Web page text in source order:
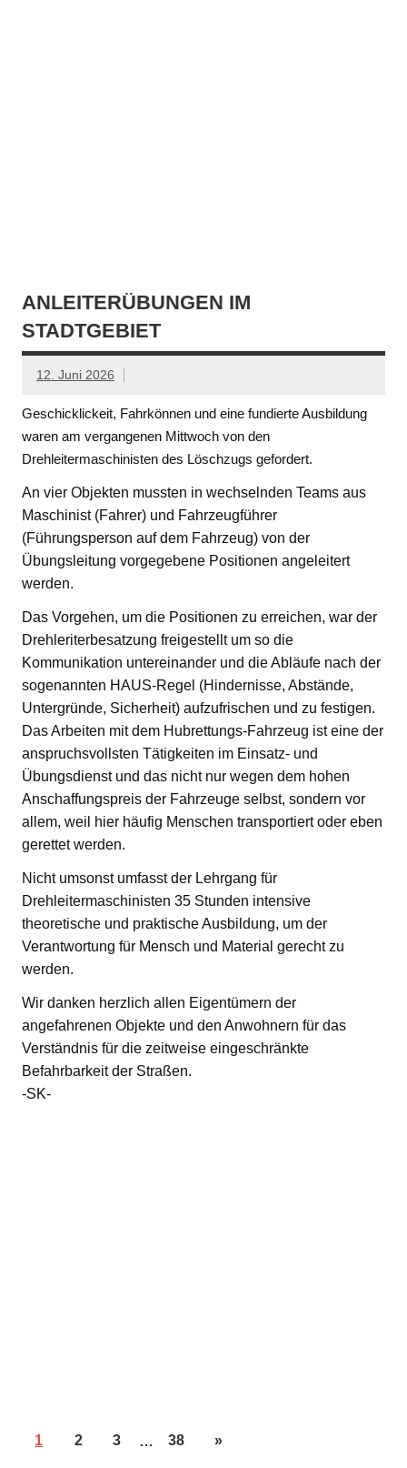
ANLEITERÜBUNGEN IM
STADTGEBIET
12. Juni 2026
Geschicklickeit, Fahrkönnen und eine fundierte Ausbildung
waren am vergangenen Mittwoch von den
Drehleitermaschinisten des Löschzugs gefordert.
An vier Objekten mussten in wechselnden Teams aus
Maschinist (Fahrer) und Fahrzeugführer
(Führungsperson auf dem Fahrzeug) von der
Übungsleitung vorgegebene Positionen angeleitert
werden.
Das Vorgehen, um die Positionen zu erreichen, war der
Drehleriterbesatzung freigestellt um so die
Kommunikation untereinander und die Abläufe nach der
sogenannten HAUS-Regel (Hindernisse, Abstände,
Untergründe, Sicherheit) aufzufrischen und zu festigen.
Das Arbeiten mit dem Hubrettungs-Fahrzeug ist eine der
anspruchsvollsten Tätigkeiten im Einsatz- und
Übungsdienst und das nicht nur wegen dem hohen
Anschaffungspreis der Fahrzeuge selbst, sondern vor
allem, weil hier häufig Menschen transportiert oder eben
gerettet werden.
Nicht umsonst umfasst der Lehrgang für
Drehleitermaschinisten 35 Stunden intensive
theoretische und praktische Ausbildung, um der
Verantwortung für Mensch und Material gerecht zu
werden.
Wir danken herzlich allen Eigentümern der
angefahrenen Objekte und den Anwohnern für das
Verständnis für die zeitweise eingeschränkte
Befahrbarkeit der Straßen.
-SK-
1 2 3 … 38 »